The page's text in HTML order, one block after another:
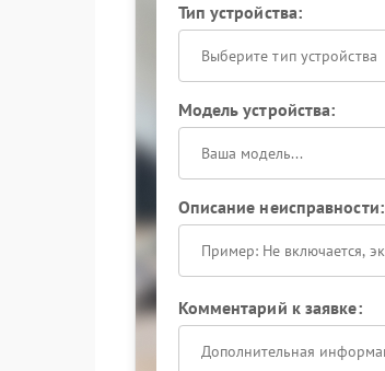
Тип устройства:
Выберите тип устройства
Модель устройства:
Описание неисправности:
Комментарий к заявке: